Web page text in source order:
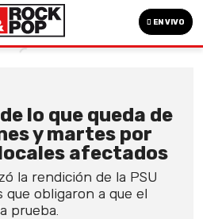
EN VIVO
lo que queda de
y martes por
afectados
la rendición de la PSU
obligaron a que el
prueba.